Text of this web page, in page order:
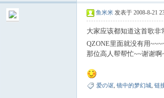
鱼米米 发表于 2008-8-21
大家应该都知道这首歌非
QZONE里面就没有用
那位高人帮帮忙~~谢谢啊
爱の讴, 镜中的梦幻城, 链